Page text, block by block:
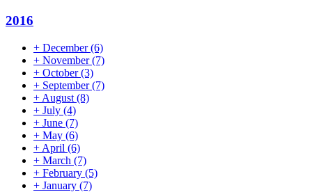
2016
+ December(6)
+ November(7)
+ October(3)
+ September(7)
+ August (8)
+ July (4)
+ June (7)
+ May (6)
+ April (6)
+ March (7)
+ February (5)
+ January (7)